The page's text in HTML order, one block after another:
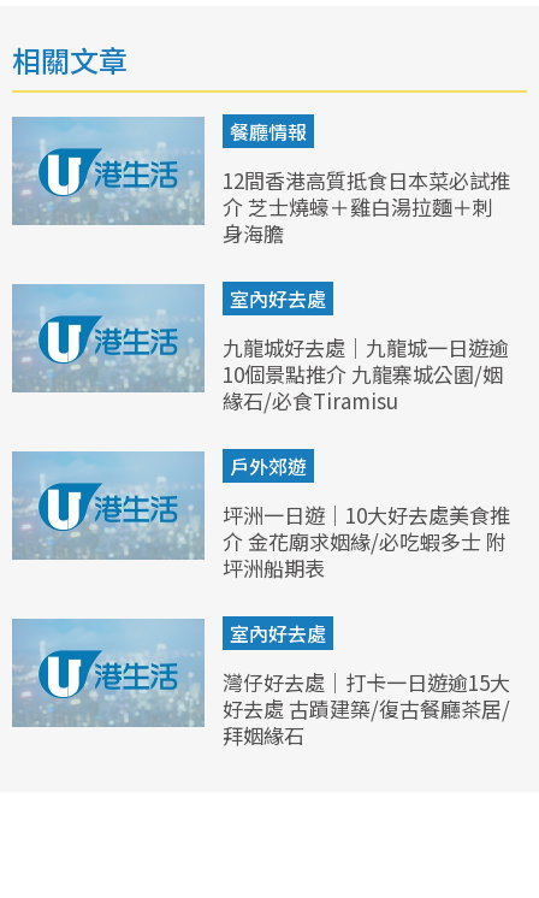
相關文章
餐廳情報
12間香港高質抵食日本菜必試推
介 芝士燒蠔＋雞白湯拉麵＋刺
身海膽
室內好去處
九龍城好去處｜九龍城一日遊逾
10個景點推介 九龍寨城公園/姻
緣石/必食Tiramisu
戶外郊遊
坪洲一日遊｜10大好去處美食推
介 金花廟求姻緣/必吃蝦多士 附
坪洲船期表
室內好去處
灣仔好去處｜打卡一日遊逾15大
好去處 古蹟建築/復古餐廳茶居/
拜姻緣石